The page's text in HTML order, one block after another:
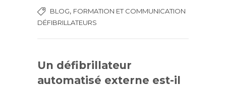
BLOG, FORMATION ET COMMUNICATION
DÉFIBRILLATEURS
Un défibrillateur
automatisé externe est-il